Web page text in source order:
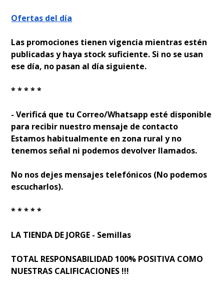
Ofertas del día
Las promociones tienen vigencia mientras estén
publicadas y haya stock suficiente. Si no se usan
ese día, no pasan al día siguiente.
* * * * *
- Verificá que tu Correo/Whatsapp esté disponible
para recibir nuestro mensaje de contacto
Estamos habitualmente en zona rural y no
tenemos señal ni podemos devolver llamados.
No nos dejes mensajes telefónicos (No podemos
escucharlos).
* * * * *
LA TIENDA DE JORGE - Semillas
TOTAL RESPONSABILIDAD 100% POSITIVA COMO
NUESTRAS CALIFICACIONES !!!